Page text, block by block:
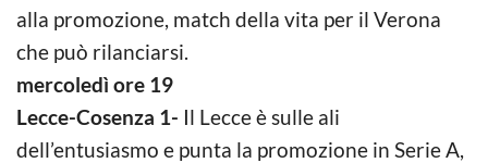
alla promozione, match della vita per il Verona
che può rilanciarsi.
mercoledì ore 19
Lecce-Cosenza 1- Il Lecce è sulle ali
dell’entusiasmo e punta la promozione in Serie A,